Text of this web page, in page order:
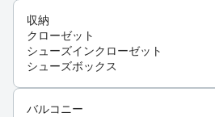
収納
クローゼット
シューズインクローゼット
シューズボックス
バルコニー